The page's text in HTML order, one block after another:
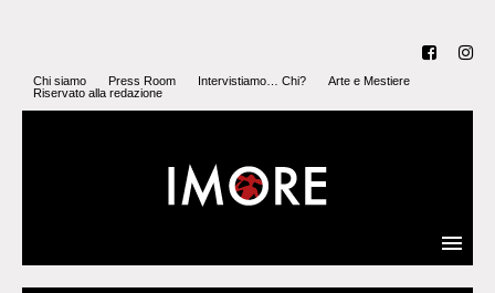
Chi siamo Press Room Intervistiamo… Chi?
Arte e Mestiere
Riservato alla redazione